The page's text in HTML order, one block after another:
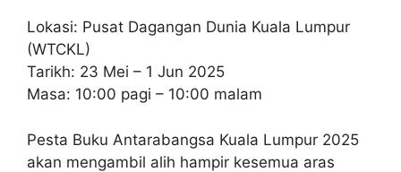
Lokasi: Pusat Dagangan Dunia Kuala Lumpur
(WTCKL)
Tarikh: 23 Mei – 1 Jun 2025
Masa: 10:00 pagi – 10:00 malam
Pesta Buku Antarabangsa Kuala Lumpur 2025
akan mengambil alih hampir kesemua aras